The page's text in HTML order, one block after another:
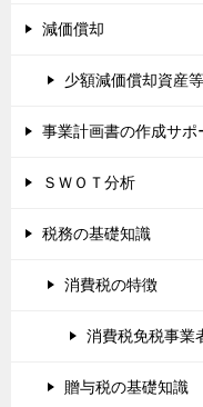
減価償却
少額減価償却資産
事業計画書の作成サポ
ＳＷＯＴ分析
税務の基礎知識
消費税の特徴
消費税免税事業
贈与税の基礎知識